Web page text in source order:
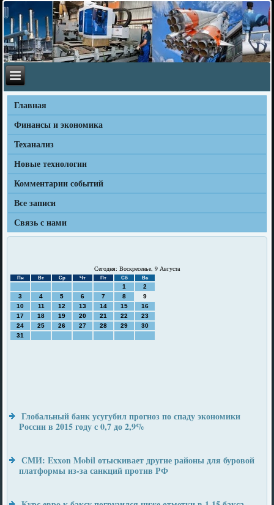
Главная
Финансы и экономика
Теханализ
Новые технологии
Комментарии событий
Все записи
Связь с нами
Сегодня: Воскресенье, 9 Августа
Пн Вт Ср Чт Пт Сб Вс
1
2
3
4 5 6 7 8
9
10
11 12 13 14 15
16
17
18 19 20 21 22
23
24
25 26 27 28 29
30
31
Глобальный банк усугубил прогноз по спаду экономики
России в 2015 году с 0,7 до 2,9%
СМИ: Exxon Mobil отыскивает другие районы для буровой
платформы из-за санкций против РФ